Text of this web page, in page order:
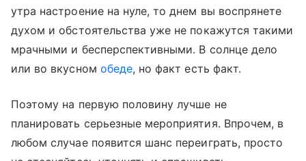
утра настроение на нуле, то днем вы воспрянете
духом и обстоятельства уже не покажутся такими
мрачными и бесперспективными. В солнце дело
или во вкусном обеде, но факт есть факт.
Поэтому на первую половину лучше не
планировать серьезные мероприятия. Впрочем, в
любом случае появится шанс переиграть, просто